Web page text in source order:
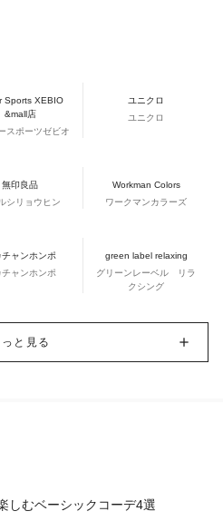
Sports XEBIO
&mall店
スポーツゼビオ
ユニクロ
ユニクロ
無印良品
シリョウヒン
Workman Colors
ワークマンカラーズ
チャンホンポ
チャンホンポ
green label relaxing
グリーンレーベル リラ
クシング
っと見る
しむベーシックコーデ4選